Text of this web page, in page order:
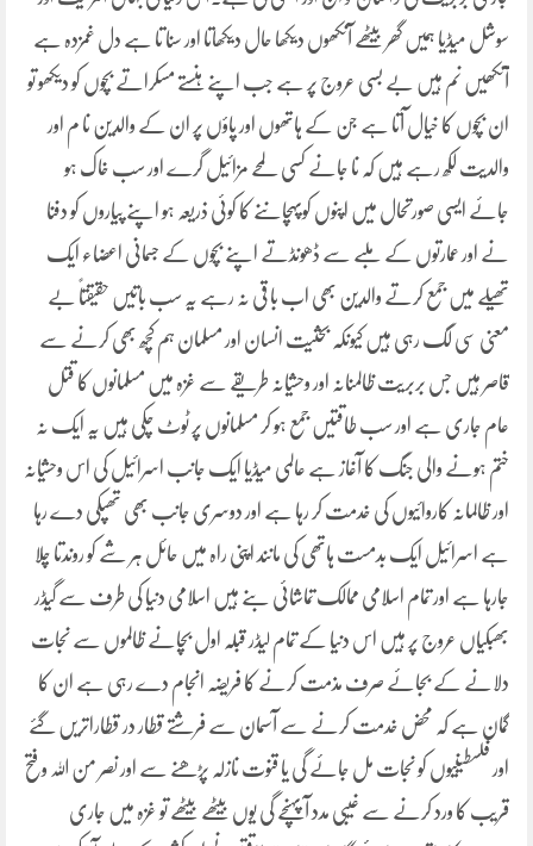
سوشل میڈیا ہمیں گھر بیٹھے آنکھوں دیکھا حال دیکھاتا اور سنا تا ہے دل غمزدہ ہے
آنکھیں نم ہیں بے بسی عروج پر ہے جب اپنے ہنستے مسکراتے بچوں کو دیکھو تو
ان بچوں کا خیال آتا ہے جن کے ہاتھوں اور پاؤں پر ان کے والدین نا م اور
والدیت لکھ رہے ہیں کہ نا جانے کسی لمحے مزائیل گرے اور سب خاک ہو
جائے ایسی صورتحال میں اپنوں کوپہچاننے کا کوئی ذریعہ ہو اپنے پیاروں کو دفنا
نے اور عمارتوں کے ملبے سے ڈھونڈتے اپنے بچوں کے جسمانی اعضاء ایک
تھیلے میں جمع کرتے والدین بھی اب با قی نہ رہے یہ سب باتیں حقیقتاً بے
معنی سی لگ رہی ہیں کیونکہ بحثیت انسان اور مسلمان ہم کچھ بھی کرنے سے
قاصر ہیں جس بربریت ظالمنانہ اور وحشیانہ طریقے سے غزہ میں مسلمانوں کا قتل
عام جاری ہے اور سب طاقتیں جمع ہو کر مسلمانوں پر ٹوٹ چکی ہیں یہ ایک نہ
ختم ہونے والی جنگ کا آغاز ہے عالمی میڈیا ایک جانب اسرائیل کی اس وحشیانہ
اور ظالمانہ کاروائیوں کی خدمت کر رہا ہے اور دوسری جانب بھی تھپکی دے رہا
ہے اسرائیل ایک بدمست ہاتھی کی مانند اپنی راہ میں حائل ہر شے کو روندتا چلا
جارہا ہے اور تمام اسلامی ممالک تماشائی بنے ہیں اسلامی دنیا کی طرف سے گیڈر
بھبکیاں عروج پر ہیں اس دنیا کے تمام لیڈر قبلہ اول بچانے ظالموں سے نجات
دلانے کے بجائے صرف مذمت کرنے کا فریضہ انجام دے رہی ہے ان کا
گمان ہے کہ محض خدمت کرنے سے آسمان سے فرشتے قطار در قطاراتریں گئے
اور فلسطینیوں کو نجات مل جائے گی یا قنوت نازلہ پڑھنے سے اور نصر من اللہ وفتح
قریب کا ورد کرنے سے غیبی مدد آپہنچے گی یوں بیٹھے بیٹھے تو غزہ میں جاری